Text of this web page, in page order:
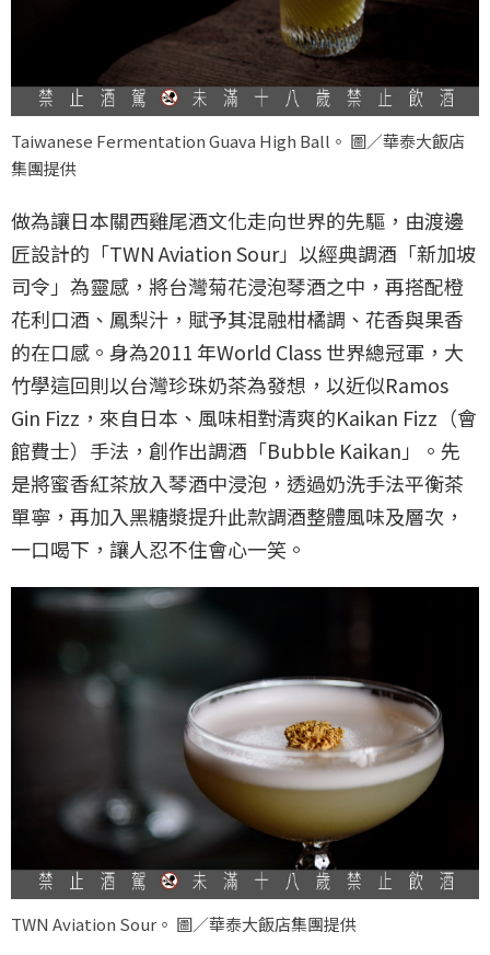
Taiwanese Fermentation Guava High Ball。 圖／華泰大飯店
集團提供
做為讓日本關西雞尾酒文化走向世界的先驅，由渡邊
匠設計的「TWN Aviation Sour」以經典調酒「新加坡
司令」為靈感，將台灣菊花浸泡琴酒之中，再搭配橙
花利口酒、鳳梨汁，賦予其混融柑橘調、花香與果香
的在口感。身為2011 年World Class 世界總冠軍，大
竹學這回則以台灣珍珠奶茶為發想，以近似Ramos
Gin Fizz，來自日本、風味相對清爽的Kaikan Fizz（會
館費士）手法，創作出調酒「Bubble Kaikan」。先
是將蜜香紅茶放入琴酒中浸泡，透過奶洗手法平衡茶
單寧，再加入黑糖漿提升此款調酒整體風味及層次，
一口喝下，讓人忍不住會心一笑。
TWN Aviation Sour。 圖／華泰大飯店集團提供